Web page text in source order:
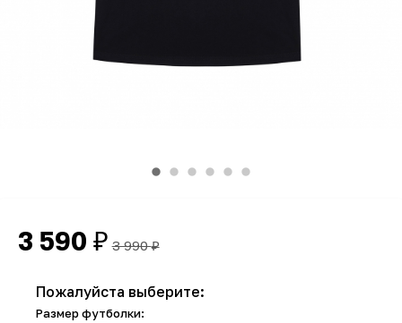
3 590 ₽ 3 990₽
Пожалуйста выберите:
Размер футболки: